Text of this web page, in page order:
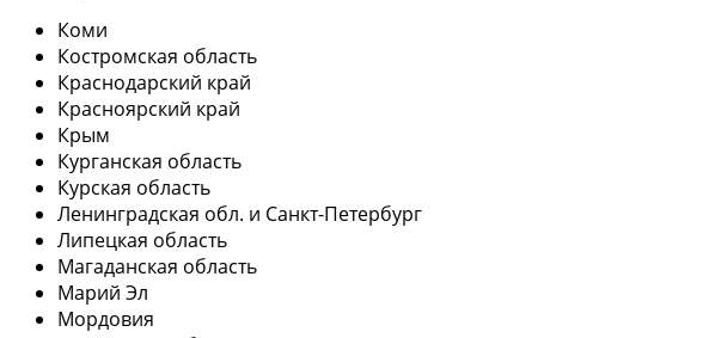
Коми
Костромская область
Краснодарский край
Красноярский край
Крым
Курганская область
Курская область
Ленинградская обл. и Санкт-Петербург
Липецкая область
Магаданская область
Марий Эл
Мордовия